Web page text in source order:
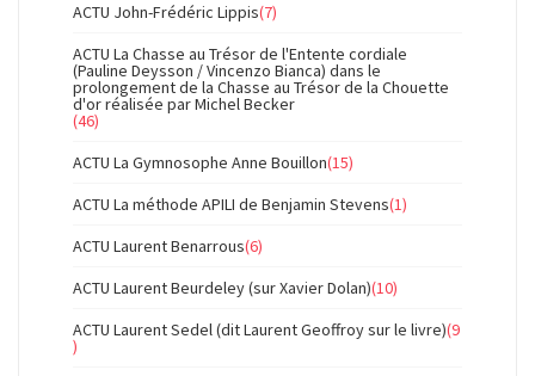
ACTU John-Frédéric Lippis(7)
ACTU La Chasse au Trésor de l'Entente cordiale
(Pauline Deysson / Vincenzo Bianca) dans le
prolongement de la Chasse au Trésor de la Chouette
d'or réalisée par Michel Becker
(46)
ACTU La Gymnosophe Anne Bouillon(15)
ACTU La méthode APILI de Benjamin Stevens(1)
ACTU Laurent Benarrous(6)
ACTU Laurent Beurdeley (sur Xavier Dolan)(10)
ACTU Laurent Sedel (dit Laurent Geoffroy sur le livre)(9
)